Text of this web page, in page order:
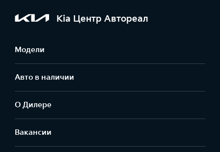
Kia Центр Автореал
Модели
Авто в наличии
О Дилере
Вакансии